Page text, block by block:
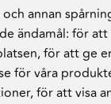
annan
ändamål: för
,för att ge
för våra
,för att visa